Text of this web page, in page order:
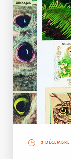
3 DÉCEMBRE